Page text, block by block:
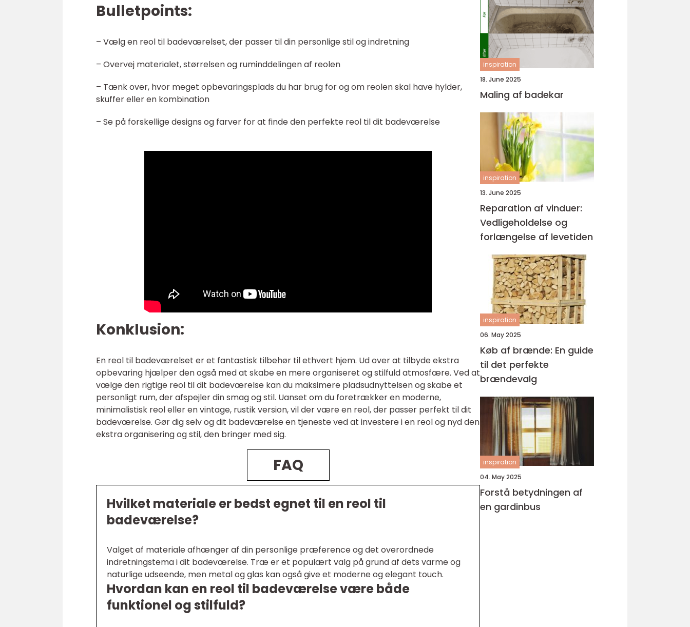
Bulletpoints:
– Vælg en reol til badeværelset, der passer til din personlige stil og indretning
– Overvej materialet, størrelsen og ruminddelingen af reolen
– Tænk over, hvor meget opbevaringsplads du har brug for og om reolen skal have hylder,
skuffer eller en kombination
– Se på forskellige designs og farver for at finde den perfekte reol til dit badeværelse
Konklusion:
En reol til badeværelset er et fantastisk tilbehør til ethvert hjem. Ud over at tilbyde ekstra
opbevaring hjælper den også med at skabe en mere organiseret og stilfuld atmosfære. Ved at
vælge den rigtige reol til dit badeværelse kan du maksimere pladsudnyttelsen og skabe et
personligt rum, der afspejler din smag og stil. Uanset om du foretrækker en moderne,
minimalistisk reol eller en vintage, rustik version, vil der være en reol, der passer perfekt til dit
badeværelse. Gør dig selv og dit badeværelse en tjeneste ved at investere i en reol og nyd den
ekstra organisering og stil, den bringer med sig.
FAQ
Hvilket materiale er bedst egnet til en reol til
badeværelse?
Valget af materiale afhænger af din personlige præference og det overordnede
indretningstema i dit badeværelse. Træ er et populært valg på grund af dets varme og
naturlige udseende, men metal og glas kan også give et moderne og elegant touch.
Hvordan kan en reol til badeværelse være både
funktionel og stilfuld?
inspiration
18. June 2025
Maling af badekar
inspiration
13. June 2025
Reparation af vinduer:
Vedligeholdelse og
forlængelse af levetiden
inspiration
06. May 2025
Køb af brænde: En guide
til det perfekte
brændevalg
inspiration
04. May 2025
Forstå betydningen af
en gardinbus